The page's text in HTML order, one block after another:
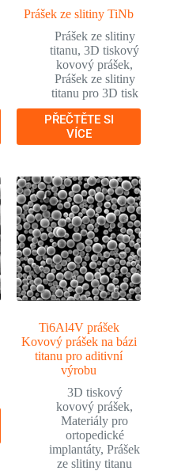
Prášek ze slitiny TiNb
Prášek ze slitiny
titanu,3D tiskový
kovový prášek,
Prášek ze slitiny
titanu pro 3D tisk
PŘEČTĚTE SI
VÍCE
Ti6Al4V prášek
Kovový prášek na bázi
titanu pro aditivní
výrobu
3D tiskový
kovový prášek,
Materiály pro
ortopedické
implantáty,Prášek
ze slitiny titanu